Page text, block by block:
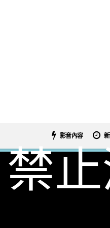
影音內容
禁